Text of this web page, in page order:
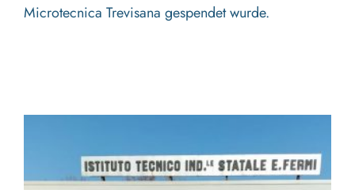
Microtecnica Trevisana gespendet wurde.